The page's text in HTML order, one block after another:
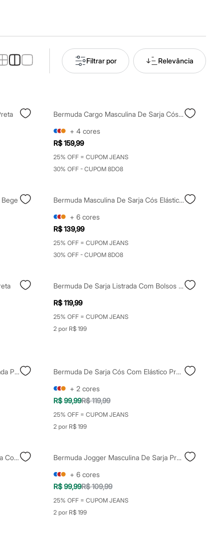
Filtrar por Relevância
Bermuda Cargo Masculina De Sarja Cós Elástico Preta
+ 4 cores
R$ 159,99
25% OFF = CUPOM JEANS
30% OFF - CUPOM 8DO8
Bermuda Masculina De Sarja Cós Elástico Com Bolso Preta
+ 6 cores
R$ 139,99
25% OFF = CUPOM JEANS
30% OFF - CUPOM 8DO8
Bermuda De Sarja Listrada Com Bolsos Preto
R$ 119,99
25% OFF = CUPOM JEANS
2 por R$ 199
Bermuda Masculina Malha Texturizada Preta
Bermuda De Sarja Cós Com Elástico Preto
+ 2 cores
R$ 99,99R$ 119,99
25% OFF = CUPOM JEANS
2 por R$ 199
Bermuda Jogger Masculina De Sarja Com Bolsos Cargo Cinza
Bermuda Jogger Masculina De Sarja Preta
+ 6 cores
R$ 99,99R$ 109,99
25% OFF = CUPOM JEANS
2 por R$ 199